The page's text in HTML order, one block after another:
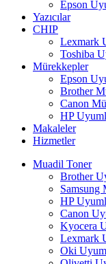
Epson
Yazıcılar
CHIP
Lexmark
Toshiba
Mürekkepler
Epson
Brother
Canon
HP
Makaleler
Hizmetler
Muadil Toner
Brother
Samsung
HP
Canon
Kyocera
Lexmark
Oki